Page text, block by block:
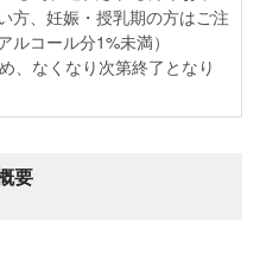
方、妊娠・授乳期の方はご注
ルコール分1%未満）
、なくなり次第終了となり
要